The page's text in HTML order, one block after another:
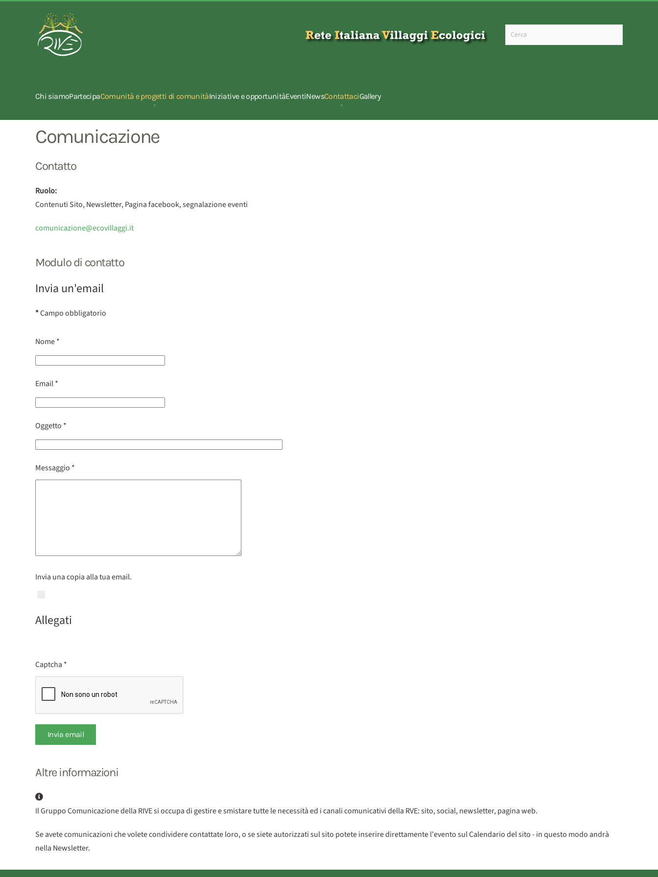
Chi siamoPartecipaComunità e progetti di comunitàIniziative e opportunitàEventiNewsContattaciGallery
Comunicazione
Contatto
Ruolo:
Contenuti Sito, Newsletter, Pagina facebook, segnalazione eventi
comunicazione@ecovillaggi.it
Modulo di contatto
Invia un'email
*Campo obbligatorio
Nome*
Email*
Oggetto *
Messaggio *
Invia una copia alla tua email.
Allegati
Captcha *
Invia email
Altre informazioni
Altre informazioni
Il Gruppo Comunicazione della RIVE si occupa di gestire e smistare tutte le necessità ed i canali comunicativi della RVE: sito, social, newsletter, pagina web.
Se avete comunicazioni che volete condividere contattate loro, o se siete autorizzati sul sito potete inserire direttamente l'evento sul Calendario del sito - in questo modo andrà
nella Newsletter.